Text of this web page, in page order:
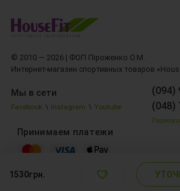
1530грн.
© 2010 — 2026 | ФОП Піроженко О.М.
Интернет-магазин спортивных товаров
(094)
(048)
Мы в сети
Facebook \ Instagram \ Youtube
Принимаем платежи